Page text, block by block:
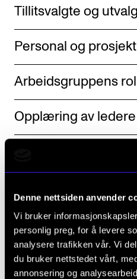
Denne nettsiden anvender
Vi bruker
personlig preg, for å levere
analysere trafikken vår. Vi
du bruker nettstedet vårt,
annonsering og
Tillitsvalgte og
Personal og
Arbeidsgruppens
Opplæring av
Lurer du på
Berit Wærn
Seniorrådgiver